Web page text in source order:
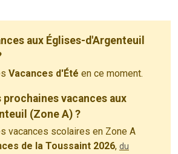
aux Églises-d'Argenteuil
Vacances d'Été en ce moment.
prochaines vacances aux
(Zone A) ?
vacances scolaires en Zone A
de la Toussaint 2026, du